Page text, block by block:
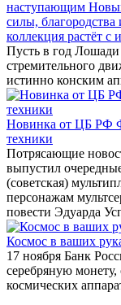
наступающим
силы,
коллекция растёт с
Пусть в год
стремительного
истинно конским
Новинка от ЦБ РФ
техники
Потрясающие
выпустил
(советская)
персонажам
повести Эдуарда
Космос в ваших
17 ноября Банк
серебряную
космических